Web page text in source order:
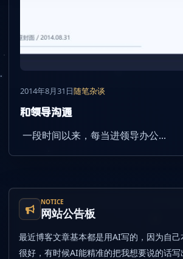
NOTICE
网站公告板
最近博客文章基本都是用AI写的，因为自
很好，有时候AI能精准的把我想要说的话
2014年8月31日随笔杂谈
和领导沟通
一段时间以来，每当进领导办公...